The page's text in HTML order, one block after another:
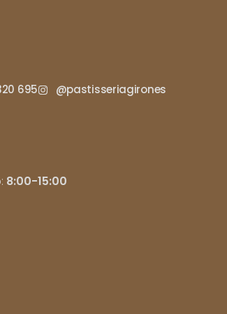
695 @pastisseriagirones
8:00-15:00